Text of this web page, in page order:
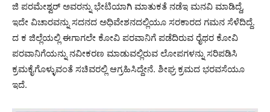
ಜಿ ಪರಮೇಶ್ವರ್ ಅವರನ್ನು ಭೇಟಿಯಾಗಿ ಮಾತುಕತೆ ನಡೆಇ ಮನವಿ ಮಾಡಿದ್ದೆ,
ಇದೇ ವಿಚಾರವನ್ನು ಸದನದ ಅಧಿವೇಶನದಲ್ಲಿಯೂ ಸರಕಾರದ ಗಮನ ಸೆಳೆದಿದ್ದೆ.
ದ ಕ ಜಿಲ್ಲೆಯಲ್ಲಿ ಈಗಾಗಲೇ ಕೋವಿ ಪರವಾನಿಗೆ ಪಡೆದಿರುವ ರೈಥರ ಕೋವಿ
ಪರವಾನಿಗೆಯನ್ನು ನವೀಕರಣ ಮಾಡುವಲ್ಲಿರುವ ಲೋಪಗಳನ್ನು ಸರಿಪಡಿಸಿ
ಕ್ರಮಕೈಗೊಳ್ಳುವಂತೆ ಸಚಿವರಲ್ಲಿ ಆಗ್ರಹಿಸಿದ್ದೇನೆ. ಶೀಘ್ರ ಕ್ರಮದ ಭರವಸೆಯೂ
ಇದೆ.